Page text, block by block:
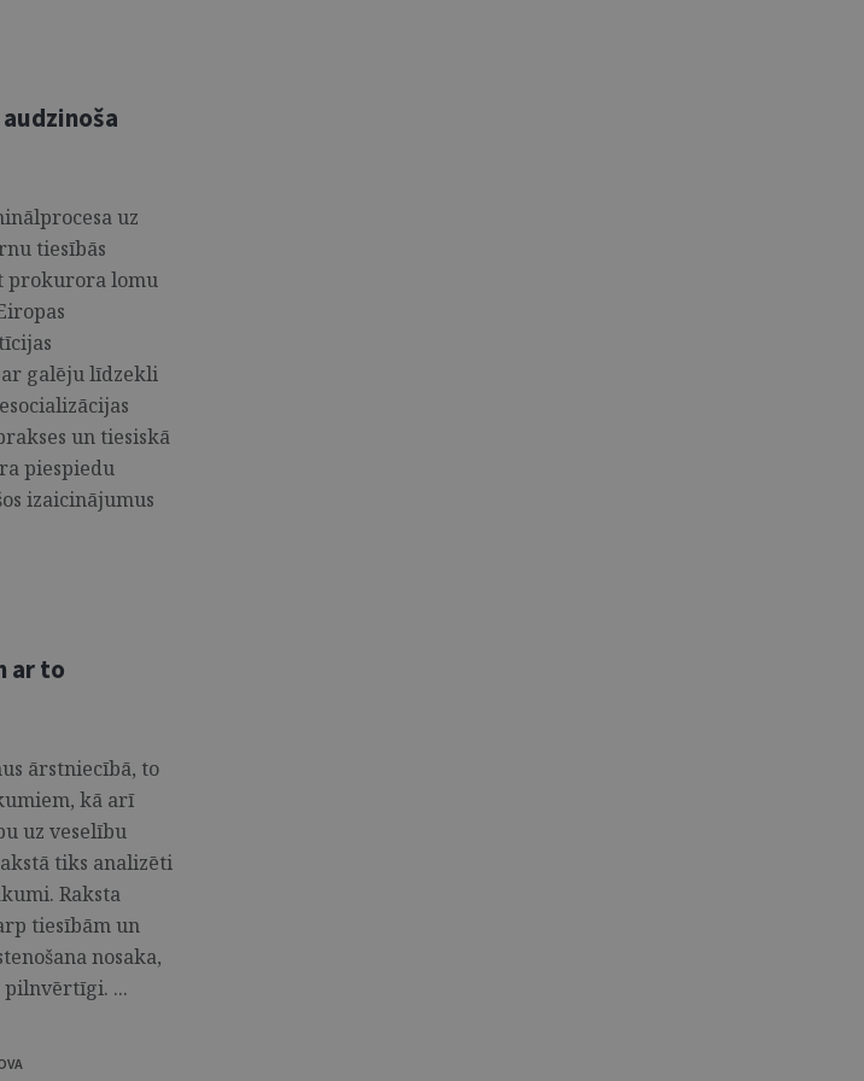
uz
tiesībās
prokurora lomu
galēju līdzekli
un tiesiskā
piespiedu
izaicinājumus
ar to
ārstniecībā, to
kā arī
uz veselību
tiks analizēti
Raksta
tiesībām un
nosaka,
pilnvērtīgi. ...